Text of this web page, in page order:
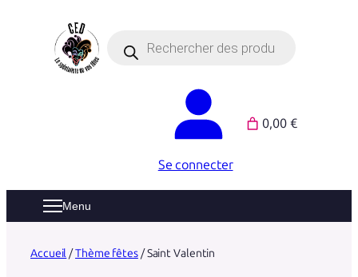
produits
Se connecter
0,00 €
Menu
Accueil/Thème fêtes/ Saint Valentin